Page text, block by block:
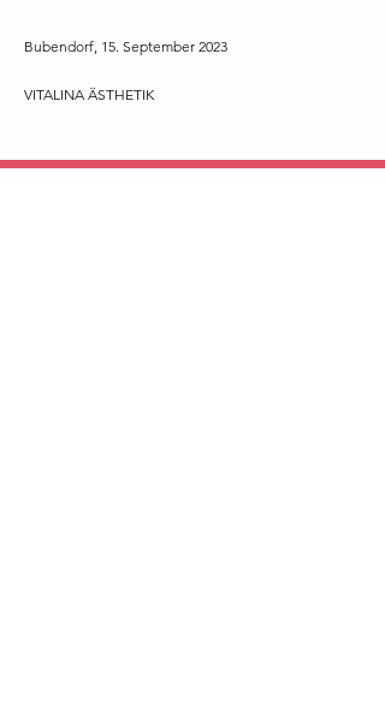
Bubendorf, 15. September 2023
VITALINA ÄSTHETIK